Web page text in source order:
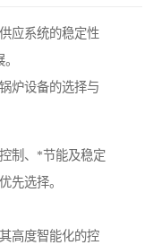
应系统的稳定性
炉设备的选择与
制、*节能及稳定
先选择。
高度智能化的控